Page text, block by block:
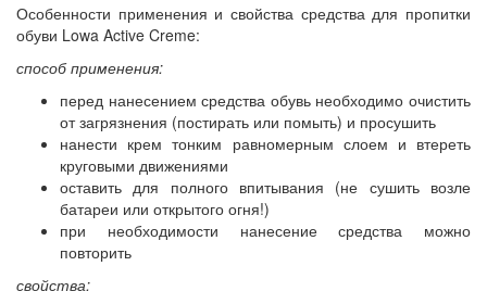
Особенности применения и свойства средства для пропитки
обуви Lowa Active Creme:
способ применения:
перед нанесением средства обувь необходимо очистить
от загрязнения (постирать или помыть) и просушить
нанести крем тонким равномерным слоем и втереть
круговыми движениями
оставить для полного впитывания (не сушить возле
батареи или открытого огня!)
при необходимости нанесение средства можно
повторить
свойства: